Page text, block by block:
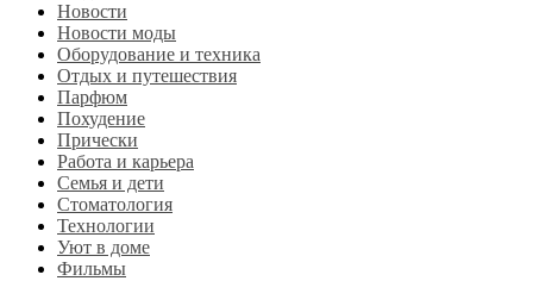
Новости
Новости моды
Оборудование и техника
Отдых и путешествия
Парфюм
Похудение
Прически
Работа и карьера
Семья и дети
Стоматология
Технологии
Уют в доме
Фильмы